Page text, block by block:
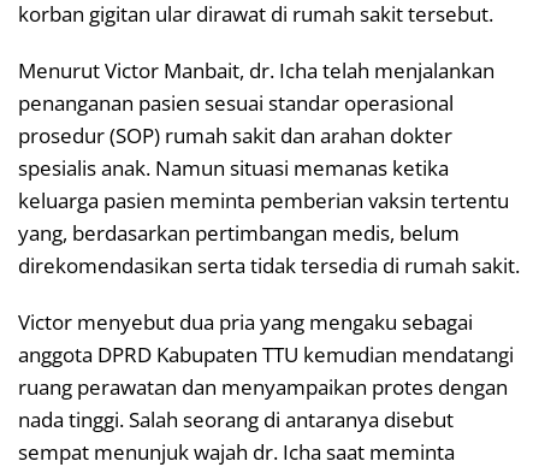
korban gigitan ular dirawat di rumah sakit tersebut.
Menurut Victor Manbait, dr. Icha telah menjalankan
penanganan pasien sesuai standar operasional
prosedur (SOP) rumah sakit dan arahan dokter
spesialis anak. Namun situasi memanas ketika
keluarga pasien meminta pemberian vaksin tertentu
yang, berdasarkan pertimbangan medis, belum
direkomendasikan serta tidak tersedia di rumah sakit.
Victor menyebut dua pria yang mengaku sebagai
anggota DPRD Kabupaten TTU kemudian mendatangi
ruang perawatan dan menyampaikan protes dengan
nada tinggi. Salah seorang di antaranya disebut
sempat menunjuk wajah dr. Icha saat meminta